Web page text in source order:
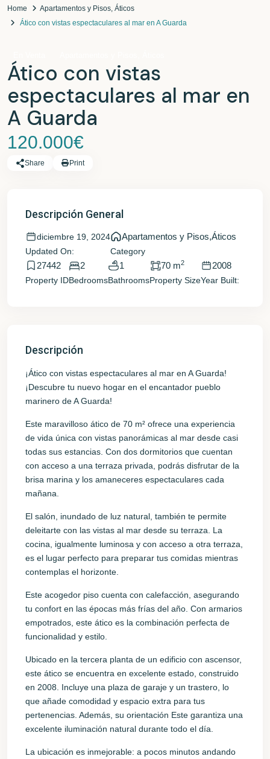
Home Apartamentos y Pisos, Áticos
Ático con vistas espectaculares al mar en A Guarda
Ático con vistas
espectaculares al mar en
A Guarda
120.000€
Share Print
Descripción General
diciembre 19, 2024
Updated On:
Apartamentos y Pisos,Áticos
Category
27442
Property ID
2
Bedrooms
1
Bathrooms
70 m2
Property Size
2008
Year Built:
Descripción
¡Ático con vistas espectaculares al mar en A Guarda!
¡Descubre tu nuevo hogar en el encantador pueblo
marinero de A Guarda!
Este maravilloso ático de 70 m² ofrece una experiencia
de vida única con vistas panorámicas al mar desde casi
todas sus estancias. Con dos dormitorios que cuentan
con acceso a una terraza privada, podrás disfrutar de la
brisa marina y los amaneceres espectaculares cada
mañana.
El salón, inundado de luz natural, también te permite
deleitarte con las vistas al mar desde su terraza. La
cocina, igualmente luminosa y con acceso a otra terraza,
es el lugar perfecto para preparar tus comidas mientras
contemplas el horizonte.
Este acogedor piso cuenta con calefacción, asegurando
tu confort en las épocas más frías del año. Con armarios
empotrados, este ático es la combinación perfecta de
funcionalidad y estilo.
Ubicado en la tercera planta de un edificio con ascensor,
este ático se encuentra en excelente estado, construido
en 2008. Incluye una plaza de garaje y un trastero, lo
que añade comodidad y espacio extra para tus
pertenencias. Además, su orientación Este garantiza una
excelente iluminación natural durante todo el día.
La ubicación es inmejorable: a pocos minutos andando